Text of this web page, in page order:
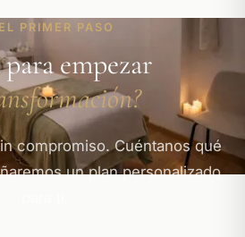
PRIMER PASO
empezar
compromiso. Cuéntanos qué
un plan personalizado